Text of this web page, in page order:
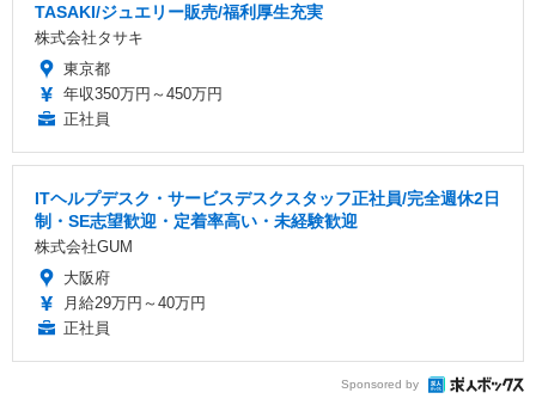
TASAKI/ジュエリー販売/福利厚生充実
株式会社タサキ
東京都
年収350万円～450万円
正社員
ITヘルプデスク・サービスデスクスタッフ正社員/完全週休2日
制・SE志望歓迎・定着率高い・未経験歓迎
株式会社GUM
大阪府
月給29万円～40万円
正社員
Sponsored by